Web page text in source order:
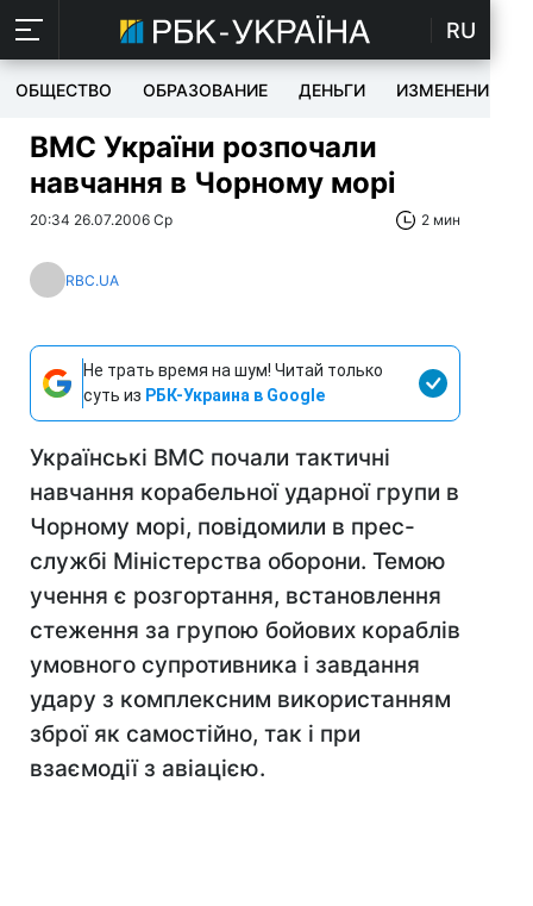
RU
ОБЩЕСТВО ОБРАЗОВАНИЕ ДЕНЬГИ ИЗМЕНЕНИЯ
ВМС України розпочали
навчання в Чорному морі
20:34 26.07.2006 Ср 2 мин
RBC.UA
Не трать время на шум! Читай только
суть из РБК-Украина в Google
Українські ВМС почали тактичні
навчання корабельної ударної групи в
Чорному морі, повідомили в прес-
службі Міністерства оборони. Темою
учення є розгортання, встановлення
стеження за групою бойових кораблів
умовного супротивника і завдання
удару з комплексним використанням
зброї як самостійно, так і при
взаємодії з авіацією.